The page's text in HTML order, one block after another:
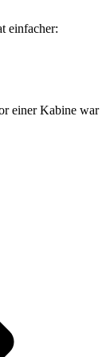
einfacher:
einer Kabine war